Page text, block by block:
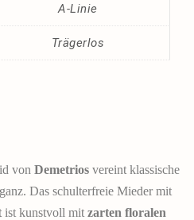
A-Linie
Trägerlos
von Demetriosvereint klassische
Das schulterfreie Mieder mit
ist kunstvoll mit zarten floralen